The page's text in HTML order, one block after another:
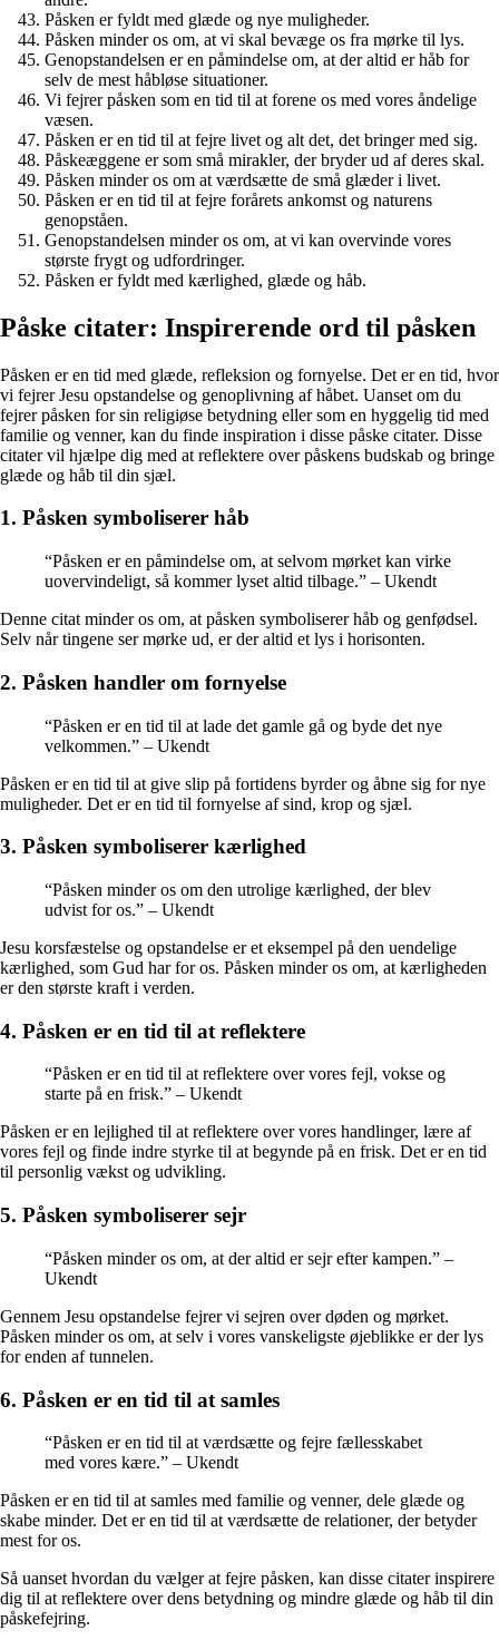
Påsken er fyldt med glæde og nye muligheder.
Påsken minder os om, at vi skal bevæge os fra mørke til lys.
Genopstandelsen er en påmindelse om, at der altid er håb for
selv de mest håbløse situationer.
Vi fejrer påsken som en tid til at forene os med vores åndelige
væsen.
Påsken er en tid til at fejre livet og alt det, det bringer med sig.
Påskeæggene er som små mirakler, der bryder ud af deres skal.
Påsken minder os om at værdsætte de små glæder i livet.
Påsken er en tid til at fejre forårets ankomst og naturens
genopståen.
Genopstandelsen minder os om, at vi kan overvinde vores
største frygt og udfordringer.
Påsken er fyldt med kærlighed, glæde og håb.
Påske citater: Inspirerende ord til påsken
Påsken er en tid med glæde, refleksion og fornyelse. Det er en tid, hvor
vi fejrer Jesu opstandelse og genoplivning af håbet. Uanset om du
fejrer påsken for sin religiøse betydning eller som en hyggelig tid med
familie og venner, kan du finde inspiration i disse påske citater. Disse
citater vil hjælpe dig med at reflektere over påskens budskab og bringe
glæde og håb til din sjæl.
1. Påsken symboliserer håb
“Påsken er en påmindelse om, at selvom mørket kan virke
uovervindeligt, så kommer lyset altid tilbage.” – Ukendt
Denne citat minder os om, at påsken symboliserer håb og genfødsel.
Selv når tingene ser mørke ud, er der altid et lys i horisonten.
2. Påsken handler om fornyelse
“Påsken er en tid til at lade det gamle gå og byde det nye
velkommen.” – Ukendt
Påsken er en tid til at give slip på fortidens byrder og åbne sig for nye
muligheder. Det er en tid til fornyelse af sind, krop og sjæl.
3. Påsken symboliserer kærlighed
“Påsken minder os om den utrolige kærlighed, der blev
udvist for os.” – Ukendt
Jesu korsfæstelse og opstandelse er et eksempel på den uendelige
kærlighed, som Gud har for os. Påsken minder os om, at kærligheden
er den største kraft i verden.
4. Påsken er en tid til at reflektere
“Påsken er en tid til at reflektere over vores fejl, vokse og
starte på en frisk.” – Ukendt
Påsken er en lejlighed til at reflektere over vores handlinger, lære af
vores fejl og finde indre styrke til at begynde på en frisk. Det er en tid
til personlig vækst og udvikling.
5. Påsken symboliserer sejr
“Påsken minder os om, at der altid er sejr efter kampen.” –
Ukendt
Gennem Jesu opstandelse fejrer vi sejren over døden og mørket.
Påsken minder os om, at selv i vores vanskeligste øjeblikke er der lys
for enden af tunnelen.
6. Påsken er en tid til at samles
“Påsken er en tid til at værdsætte og fejre fællesskabet
med vores kære.” – Ukendt
Påsken er en tid til at samles med familie og venner, dele glæde og
skabe minder. Det er en tid til at værdsætte de relationer, der betyder
mest for os.
Så uanset hvordan du vælger at fejre påsken, kan disse citater inspirere
dig til at reflektere over dens betydning og mindre glæde og håb til din
påskefejring.